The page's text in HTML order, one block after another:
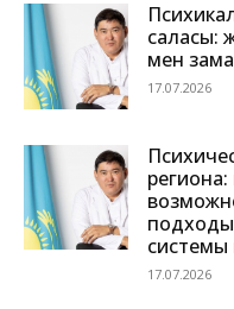
саласы:
мен
17.07.2026
17.07.2026